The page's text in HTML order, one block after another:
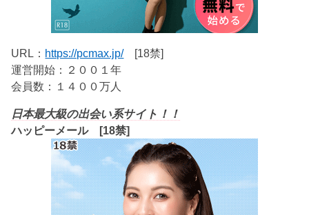
URL： https://pcmax.jp/[18禁]
運営開始：２００１年
会員数：１４００万人
日本最大級の出会い系サイト！！
ハッピーメール [18禁]